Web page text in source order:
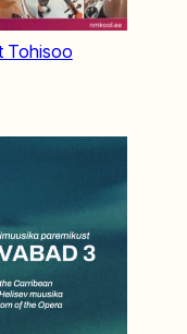
Tohisoo